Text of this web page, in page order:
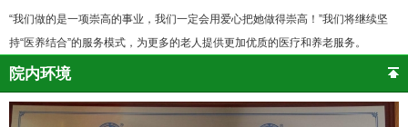
“我们做的是一项崇高的事业，我们一定会用爱心把她做得崇高！”我们将继续坚
持“医养结合”的服务模式，为更多的老人提供更加优质的医疗和养老服务。
院内环境